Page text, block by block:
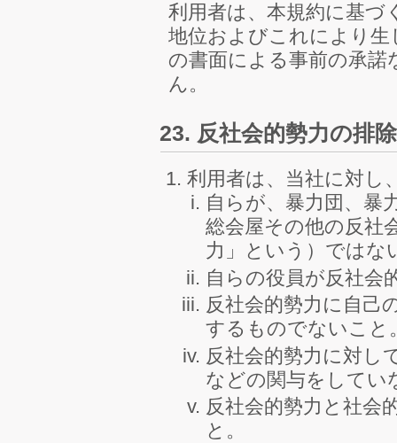
利用者は、本規約に基
地位およびこれにより
の書面による事前の承
ん。
23. 反社会的勢力の排除
利用者は、当社に対し
自らが、暴力団、暴
総会屋その他の反社
力」という）ではな
自らの役員が反社会
反社会的勢力に自己
するものでないこと
反社会的勢力に対し
などの関与をしてい
反社会的勢力と社会
と。